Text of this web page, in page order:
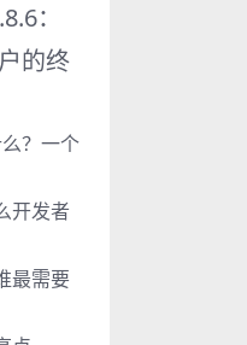
：
的终
？一个
开发者
最需要